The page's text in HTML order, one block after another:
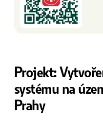
Projekt:
systému na
Prahy